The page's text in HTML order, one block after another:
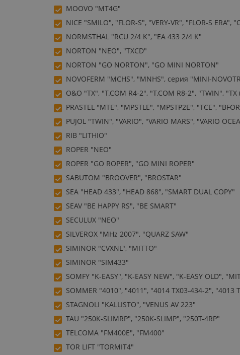
MOOVO "MT4G"
NICE "SMILO", "FLOR-S", "VERY-VR", "FLOR-S
NORMSTHAL "RCU 2/4 K", "EA 433 2/4 K"
NORTON "NEO", "TXCD"
NORTON "GO NORTON", "GO MINI NORTON"
NOVOFERM "MCHS", "MNHS", серия "MINI-
O&O "TX", "T.COM R4-2", "T.COM R8-2", "TWIN", "TX
PRASTEL "MTE", "MPSTLE", "MPSTP2E", "TCE",
PUJOL "TWIN", "VARIO", "VARIO MARS", "VARIO
RIB "LITHIO"
ROPER "NEO"
ROPER "GO ROPER", "GO MINI ROPER"
SABUTOM "BROOVER", "BROSTAR"
SEA "HEAD 433", "HEAD 868", "SMART DUAL COPY"
SEAV "BE HAPPY RS", "BE SMART"
SECULUX "NEO"
SILVEROX "MHz 2007", "QUARZ SAW"
SIMINOR "CVXNL", "MITTO"
SIMINOR "SIM433"
SOMFY "K-EASY", "K-EASY NEW", "K-EASY OLD",
SOMMER "4010", "4011", "4014 TX03-434-2", "4013
STAGNOLI "KALLISTO", "VENUS AV 223"
TAU "250K-SLIMRP", "250K-SLIMP", "250T-4RP"
TELCOMA "FM400E", "FM400"
TOR LIFT "TORMIT4"